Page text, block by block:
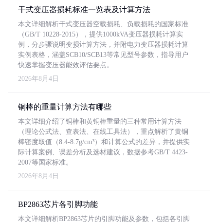
干式变压器损耗标准一览表及计算方法
本文详细解析干式变压器空载损耗、负载损耗的国家标准
（GB/T 10228-2015），提供1000kVA变压器损耗计算实
例，分步骤说明变损计算方法，并附电力变压器损耗计算
实例表格，涵盖SCB10/SCB13等常见型号参数，指导用户
快速掌握变压器能效评估要点。
2026年8月4日
铜棒的重量计算方法有哪些
本文详细介绍了铜棒和黄铜棒重量的三种常用计算方法
（理论公式法、查表法、在线工具法），重点解析了黄铜
棒密度取值（8.4-8.7g/cm³）和计算公式的差异，并提供实
际计算案例、误差分析及选材建议，数据参考GB/T 4423-
2007等国家标准。
2026年8月4日
BP2863芯片各引脚功能
本文详细解析BP2863芯片的引脚功能及参数，包括各引脚